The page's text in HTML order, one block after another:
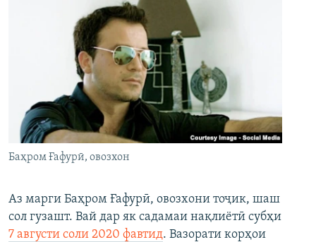
Баҳром Ғафурӣ, овозхон
Аз марги Баҳром Ғафурӣ, овозхони тоҷик, шаш
сол гузашт. Вай дар як садамаи нақлиётӣ субҳи
7 августи соли 2020 фавтид. Вазорати корҳои